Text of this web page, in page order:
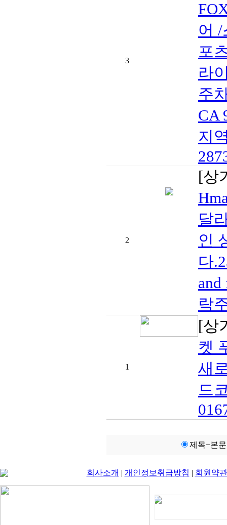
3
어
포
라
주
CA
지
2
[상
달
인
다
락
1
[상
켓
새
드
제목+본문
회사소개 | 개인정보취급방침 | 회원약관